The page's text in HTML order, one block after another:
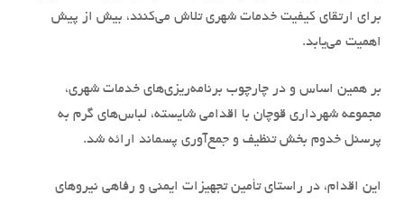
ارتباط با ما
برای ارتقای کیفیت خدمات شهری تلاش می‌کنند، بیش از پیش
اهمیت می‌یابد.
بر همین اساس و در چارچوب برنامه‌ریزی‌های خدمات شهری،
مجموعه شهرداری قوچان با اقدامی شایسته، لباس‌های گرم به
پرسنل خدوم بخش تنظیف و جمع‌آوری پسماند ارائه شد.
این اقدام، در راستای تأمین تجهیزات ایمنی و رفاهی نیروهای